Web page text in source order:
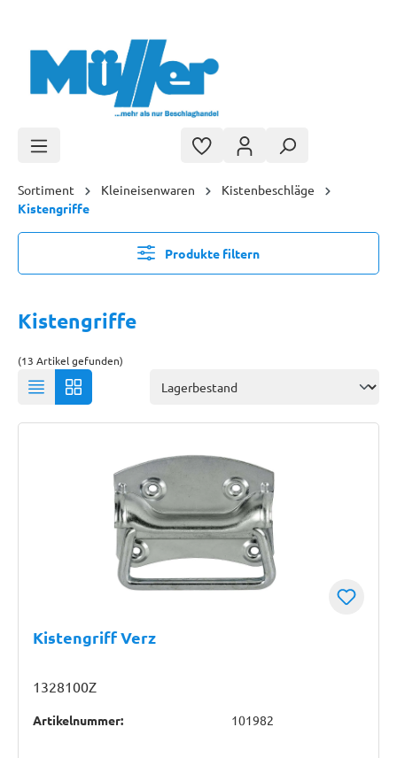
Sortiment Kleineisenwaren
Kistenbeschläge
Kistengriffe
Produkte filtern
Kistengriffe
(13 Artikel gefunden)
Kistengriff Verz
1328100Z
Artikelnummer: 101982